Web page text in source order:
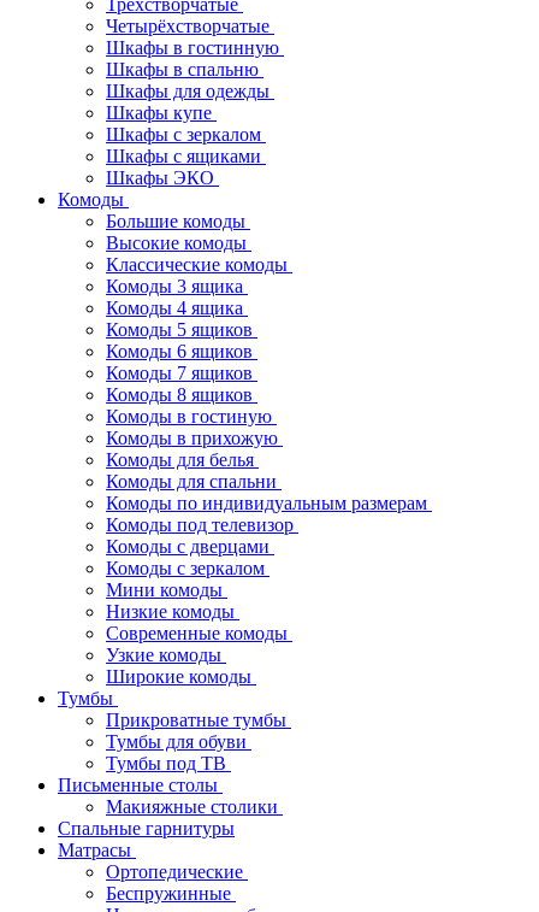
Трехстворчатые
Четырёхстворчатые
Шкафы в гостинную
Шкафы в спальню
Шкафы для одежды
Шкафы купе
Шкафы с зеркалом
Шкафы с ящиками
Шкафы ЭКО
Комоды
Большие комоды
Высокие комоды
Классические комоды
Комоды 3 ящика
Комоды 4 ящика
Комоды 5 ящиков
Комоды 6 ящиков
Комоды 7 ящиков
Комоды 8 ящиков
Комоды в гостиную
Комоды в прихожую
Комоды для белья
Комоды для спальни
Комоды по индивидуальным размерам
Комоды под телевизор
Комоды с дверцами
Комоды с зеркалом
Мини комоды
Низкие комоды
Современные комоды
Узкие комоды
Широкие комоды
Тумбы
Прикроватные тумбы
Тумбы для обуви
Тумбы под ТВ
Письменные столы
Макияжные столики
Спальные гарнитуры
Матрасы
Ортопедические
Беспружинные